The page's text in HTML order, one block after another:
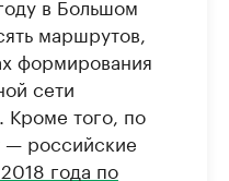
маршрутов,
формирования
сети
Кроме того, по
российские
года по